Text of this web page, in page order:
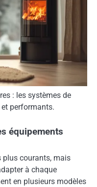
: les systèmes de
performants.
équipements
plus courants, mais
à chaque
en plusieurs modèles